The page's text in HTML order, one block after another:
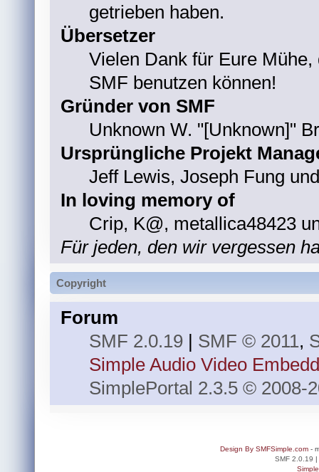
getrieben haben.
Übersetzer
Vielen Dank für Eure
SMF benutzen können!
Gründer von SMF
Unknown W. "[Unknown]"
Ursprüngliche Projekt
Jeff Lewis, Joseph Fung
In loving memory of
Crip, K@, metallica48423
Für jeden, den wir vergessen
Copyright
Forum
SMF 2.0.19| SMF © 2011,
Simple Audio Video
SimplePortal 2.3.5 © 2008-
Design By SMFSimple.com-
SMF 2.0.19 |